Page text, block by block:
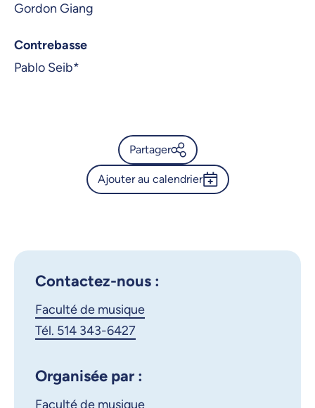
Gordon Giang
Contrebasse
Pablo Seib*
Partager
Calendrier de l’Université de
Ajouter au calendrier
Contactez-nous :
Faculté de musique
Tél. 514 343-6427
Organisée par :
Faculté de musique